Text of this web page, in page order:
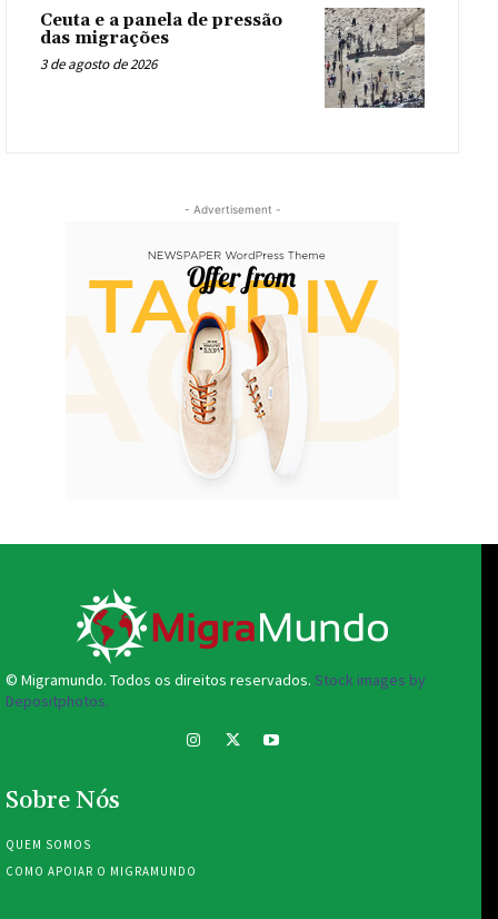
Ceuta e a panela de pressão
das migrações
3 de agosto de 2026
- Advertisement -
© Migramundo. Todos os direitos reservados. Stock images by
Depositphotos.
Sobre Nós
QUEM SOMOS
COMO APOIAR O MIGRAMUNDO